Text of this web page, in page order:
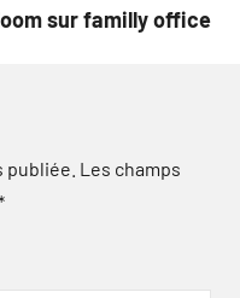
sur familly office
publiée. Les champs